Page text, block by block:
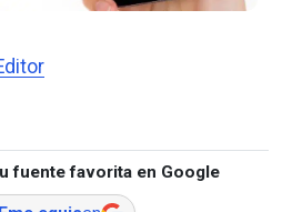
fuente favorita en Google